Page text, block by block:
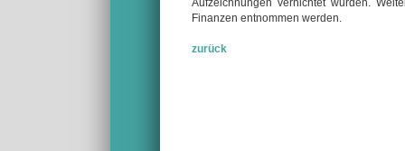
Aufzeichnungen vernichtet wurden.
Finanzen entnommen werden.
zurück